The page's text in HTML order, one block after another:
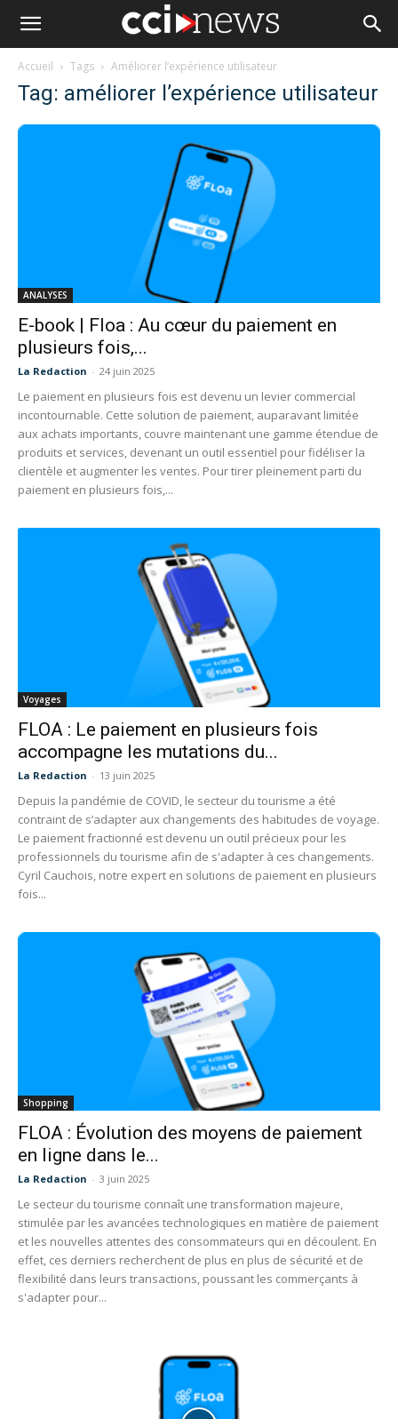
Accueil Tags Améliorer l’expérience utilisateur
Tag: améliorer l’expérience utilisateur
ANALYSES
E-book | Floa : Au cœur du paiement en
plusieurs fois,...
La Redaction - 24 juin 2025
Le paiement en plusieurs fois est devenu un levier commercial
incontournable. Cette solution de paiement, auparavant limitée
aux achats importants, couvre maintenant une gamme étendue de
produits et services, devenant un outil essentiel pour fidéliser la
clientèle et augmenter les ventes. Pour tirer pleinement parti du
paiement en plusieurs fois,...
Voyages
FLOA : Le paiement en plusieurs fois
accompagne les mutations du...
La Redaction - 13 juin 2025
Depuis la pandémie de COVID, le secteur du tourisme a été
contraint de s’adapter aux changements des habitudes de voyage.
Le paiement fractionné est devenu un outil précieux pour les
professionnels du tourisme afin de s'adapter à ces changements.
Cyril Cauchois, notre expert en solutions de paiement en plusieurs
fois...
Shopping
FLOA : Évolution des moyens de paiement
en ligne dans le...
La Redaction - 3 juin 2025
Le secteur du tourisme connaît une transformation majeure,
stimulée par les avancées technologiques en matière de paiement
et les nouvelles attentes des consommateurs qui en découlent. En
effet, ces derniers recherchent de plus en plus de sécurité et de
flexibilité dans leurs transactions, poussant les commerçants à
s'adapter pour...